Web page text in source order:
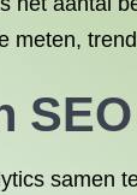
meten,
samen